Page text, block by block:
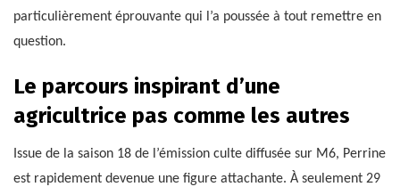
particulièrement éprouvante qui l’a poussée à tout remettre en
question.
Le parcours inspirant d’une
agricultrice pas comme les autres
Issue de la saison 18 de l’émission culte diffusée sur M6, Perrine
est rapidement devenue une figure attachante. À seulement 29